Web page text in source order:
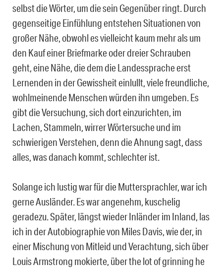
selbst die Wörter, um die sein Gegenüber ringt. Durch
gegenseitige Einfühlung entstehen Situationen von
großer Nähe, obwohl es vielleicht kaum mehr als um
den Kauf einer Briefmarke oder dreier Schrauben
geht, eine Nähe, die dem die Landessprache erst
Lernenden in der Gewissheit einlullt, viele freundliche,
wohlmeinende Menschen würden ihn umgeben. Es
gibt die Versuchung, sich dort einzurichten, im
Lachen, Stammeln, wirrer Wörtersuche und im
schwierigen Verstehen, denn die Ahnung sagt, dass
alles, was danach kommt, schlechter ist.
Solange ich lustig war für die Muttersprachler, war ich
gerne Ausländer. Es war angenehm, kuschelig
geradezu. Später, längst wieder Inländer im Inland, las
ich in der Autobiographie von Miles Davis, wie der, in
einer Mischung von Mitleid und Verachtung, sich über
Louis Armstrong mokierte, über the lot of grinning he